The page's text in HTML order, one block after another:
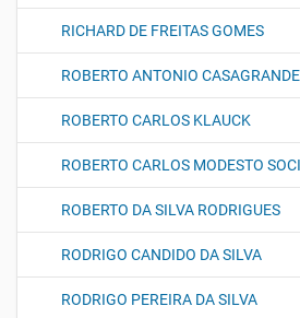
RICHARD DE FREITAS GOMES
ROBERTO ANTONIO CASAGRANDE
ROBERTO CARLOS KLAUCK
ROBERTO CARLOS MODESTO
ROBERTO DA SILVA RODRIGUES
RODRIGO CANDIDO DA SILVA
RODRIGO PEREIRA DA SILVA